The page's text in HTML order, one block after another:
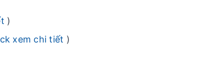
)
xem chi tiết )